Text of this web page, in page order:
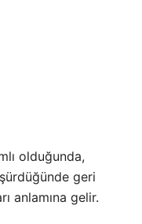
olduğunda,
geri
anlamına gelir.